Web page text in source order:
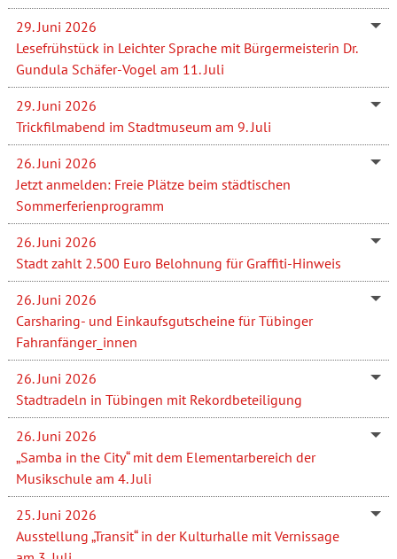
29. Juni 2026
Lesefrühstück in Leichter Sprache mit Bürgermeisterin Dr.
Gundula Schäfer-Vogel am 11. Juli
29. Juni 2026
Trickfilmabend im Stadtmuseum am 9. Juli
26. Juni 2026
Jetzt anmelden: Freie Plätze beim städtischen
Sommerferienprogramm
26. Juni 2026
Stadt zahlt 2.500 Euro Belohnung für Graffiti-Hinweis
26. Juni 2026
Carsharing- und Einkaufsgutscheine für Tübinger
Fahranfänger_innen
26. Juni 2026
Stadtradeln in Tübingen mit Rekordbeteiligung
26. Juni 2026
„Samba in the City“ mit dem Elementarbereich der
Musikschule am 4. Juli
25. Juni 2026
Ausstellung „Transit“ in der Kulturhalle mit Vernissage